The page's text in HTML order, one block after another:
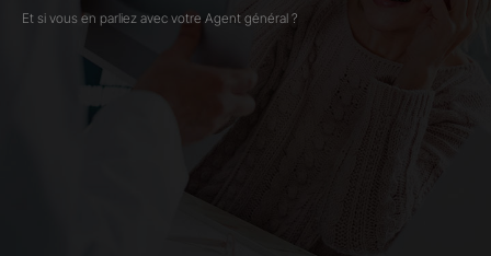
Et si vous en parliez avec votre Agent général ?